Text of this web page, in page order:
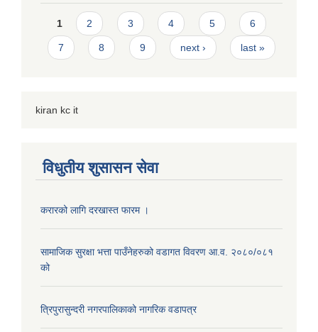
Pages
1 2 3 4 5 6
7 8 9 next › last »
kiran kc it
विधुतीय शुसासन सेवा
करारको लागि दरखास्त फारम ।
सामाजिक सुरक्षा भत्ता पाउँनेहरुको वडागत विवरण आ.व. २०८०/०८१
को
त्रिपुरासुन्दरी नगरपालिकाको नागरिक वडापत्र